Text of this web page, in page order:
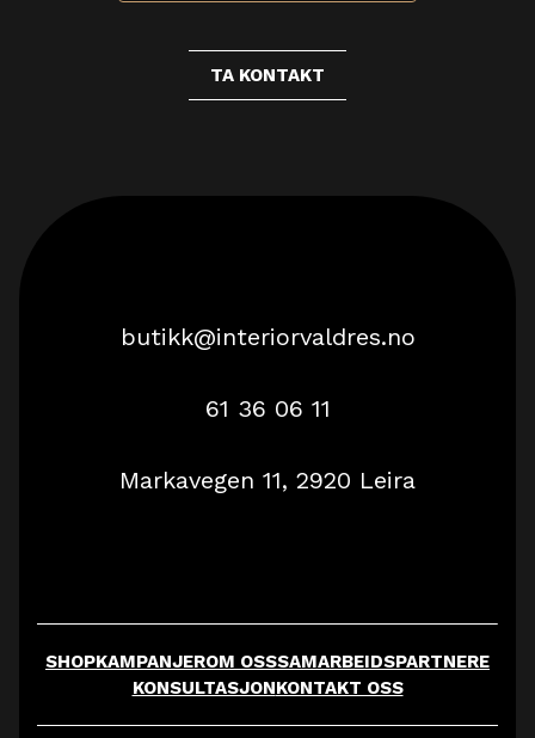
TA KONTAKT
butikk@interiorvaldres.no
61 36 06 11
Markavegen 11, 2920 Leira
SHOPKAMPANJEROM OSSSAMARBEIDSPARTNERE
KONSULTASJONKONTAKT OSS